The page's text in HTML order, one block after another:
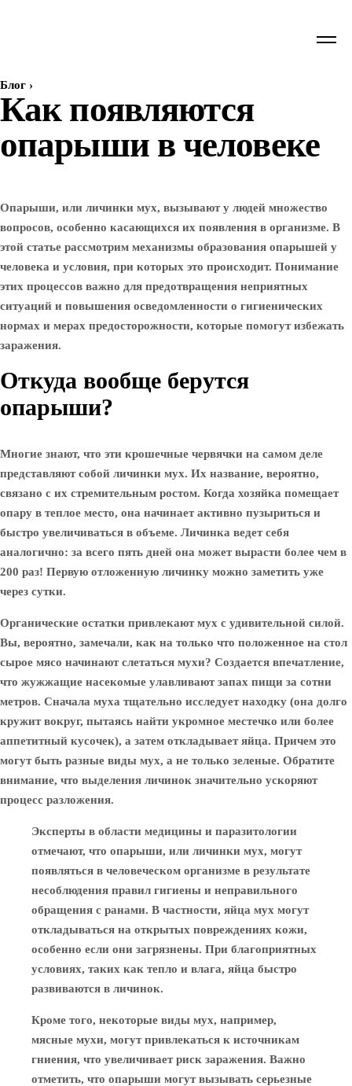
Блог ›
Как появляются
опарыши в человеке
Опарыши, или личинки мух, вызывают у людей множество
вопросов, особенно касающихся их появления в организме. В
этой статье рассмотрим механизмы образования опарышей у
человека и условия, при которых это происходит. Понимание
этих процессов важно для предотвращения неприятных
ситуаций и повышения осведомленности о гигиенических
нормах и мерах предосторожности, которые помогут избежать
заражения.
Откуда вообще берутся
опарыши?
Многие знают, что эти крошечные червячки на самом деле
представляют собой личинки мух. Их название, вероятно,
связано с их стремительным ростом. Когда хозяйка помещает
опару в теплое место, она начинает активно пузыриться и
быстро увеличиваться в объеме. Личинка ведет себя
аналогично: за всего пять дней она может вырасти более чем в
200 раз! Первую отложенную личинку можно заметить уже
через сутки.
Органические остатки привлекают мух с удивительной силой.
Вы, вероятно, замечали, как на только что положенное на стол
сырое мясо начинают слетаться мухи? Создается впечатление,
что жужжащие насекомые улавливают запах пищи за сотни
метров. Сначала муха тщательно исследует находку (она долго
кружит вокруг, пытаясь найти укромное местечко или более
аппетитный кусочек), а затем откладывает яйца. Причем это
могут быть разные виды мух, а не только зеленые. Обратите
внимание, что выделения личинок значительно ускоряют
процесс разложения.
Эксперты в области медицины и паразитологии
отмечают, что опарыши, или личинки мух, могут
появляться в человеческом организме в результате
несоблюдения правил гигиены и неправильного
обращения с ранами. В частности, яйца мух могут
откладываться на открытых повреждениях кожи,
особенно если они загрязнены. При благоприятных
условиях, таких как тепло и влага, яйца быстро
развиваются в личинок.
Кроме того, некоторые виды мух, например,
мясные мухи, могут привлекаться к источникам
гниения, что увеличивает риск заражения. Важно
отметить, что опарыши могут вызывать серьезные